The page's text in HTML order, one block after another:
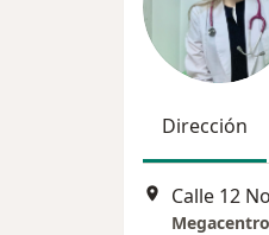
Dirección